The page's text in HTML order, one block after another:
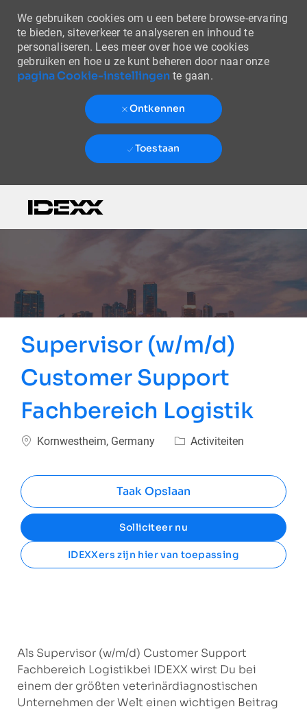
We gebruiken cookies om u een betere browse-ervaring
te bieden, siteverkeer te analyseren en inhoud te
personaliseren. Lees meer over hoe we cookies
gebruiken en hoe u ze kunt beheren door naar onze
pagina Cookie-instellingente gaan.
Ontkennen
Toestaan
Supervisor (w/m/d)
Customer Support
Fachbereich Logistik
PlaatsKornwestheim, Germany Categorie
Activiteiten
Taak Opslaan
Solliciteer nu
IDEXXers zijn hier van toepassing
Als Supervisor (w/m/d) Customer Support
Fachbereich Logistikbei IDEXX wirst Du bei
einem der größten veterinärdiagnostischen
Unternehmen der Welt einen wichtigen Beitrag